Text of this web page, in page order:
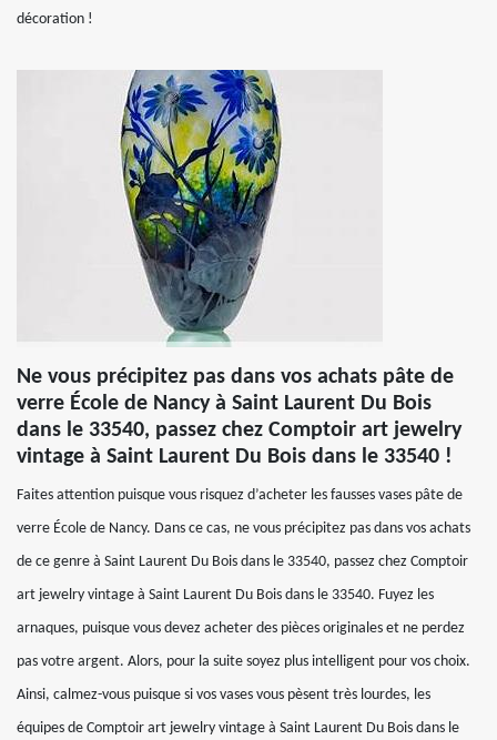
décoration !
Ne vous précipitez pas dans vos achats pâte de
verre École de Nancy à Saint Laurent Du Bois
dans le 33540, passez chez Comptoir art jewelry
vintage à Saint Laurent Du Bois dans le 33540 !
Faites attention puisque vous risquez d’acheter les fausses vases pâte de
verre École de Nancy. Dans ce cas, ne vous précipitez pas dans vos achats
de ce genre à Saint Laurent Du Bois dans le 33540, passez chez Comptoir
art jewelry vintage à Saint Laurent Du Bois dans le 33540. Fuyez les
arnaques, puisque vous devez acheter des pièces originales et ne perdez
pas votre argent. Alors, pour la suite soyez plus intelligent pour vos choix.
Ainsi, calmez-vous puisque si vos vases vous pèsent très lourdes, les
équipes de Comptoir art jewelry vintage à Saint Laurent Du Bois dans le